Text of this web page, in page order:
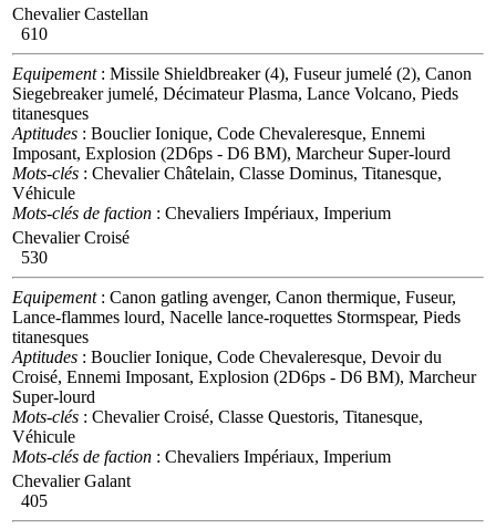
Chevalier Castellan
610
Equipement: Missile Shieldbreaker (4), Fuseur jumelé (2), Canon
Siegebreaker jumelé, Décimateur Plasma, Lance Volcano, Pieds
titanesques
Aptitudes : Bouclier Ionique, Code Chevaleresque, Ennemi
Imposant, Explosion (2D6ps - D6 BM), Marcheur Super-lourd
Mots-clés : Chevalier Châtelain, Classe Dominus, Titanesque,
Véhicule
Mots-clés de faction : Chevaliers Impériaux, Imperium
Chevalier Croisé
530
Equipement: Canon gatling avenger, Canon thermique, Fuseur,
Lance-flammes lourd, Nacelle lance-roquettes Stormspear, Pieds
titanesques
Aptitudes : Bouclier Ionique, Code Chevaleresque, Devoir du
Croisé, Ennemi Imposant, Explosion (2D6ps - D6 BM), Marcheur
Super-lourd
Mots-clés : Chevalier Croisé, Classe Questoris, Titanesque,
Véhicule
Mots-clés de faction : Chevaliers Impériaux, Imperium
Chevalier Galant
405